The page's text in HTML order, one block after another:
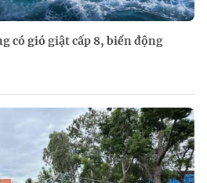
có gió giật cấp 8, biển động